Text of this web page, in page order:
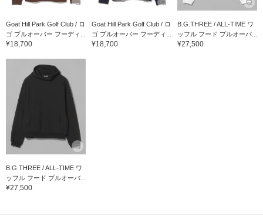
Goat Hill Park Golf Club / ロ
ゴ プルオーバー フーディ...
¥18,700
Goat Hill Park Golf Club / ロ
ゴ プルオーバー フーディ...
¥18,700
B.G.THREE / ALL-TIME ワ
ッフル フード プルオーバ...
¥27,500
B.G.THREE / ALL-TIME ワ
ッフル フード プルオーバ...
¥27,500